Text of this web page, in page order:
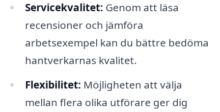
Servicekvalitet: Genom att läsa
recensioner och jämföra
arbetsexempel kan du bättre bedöma
hantverkarnas kvalitet.
Flexibilitet: Möjligheten att välja
mellan flera olika utförare ger dig